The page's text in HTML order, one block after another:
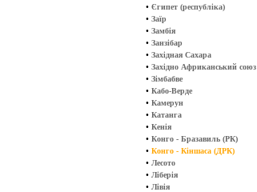
• Єгипет (республіка)
• Заїр
• Замбія
• Занзібар
• Західная Сахара
• Західно Африканський союз
• Зімбабве
• Кабо-Верде
• Камерун
• Катанга
• Кенія
• Конго - Бразавиль (РК)
• Конго - Кіншаса (ДРК)
• Лесото
• Ліберія
• Лівія